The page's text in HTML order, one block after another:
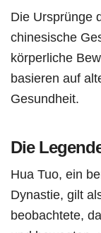
Die Ursprünge
chinesische
körperliche
basieren auf
Gesundheit.
Die
Hua Tuo, ein
Dynastie, gilt
beobachtete,